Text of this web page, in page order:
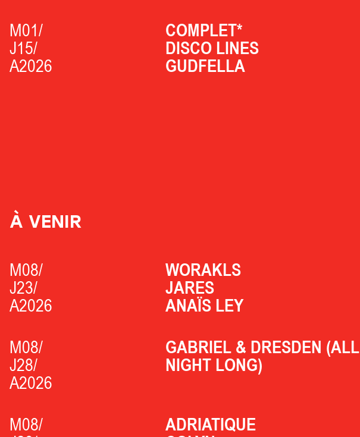
M01/
J15/
A2026
COMPLET*
DISCO LINES
GUDFELLA
À VENIR
M08/
J23/
A2026
WORAKLS
JARES
ANAÏS LEY
M08/
J28/
A2026
GABRIEL & DRESDEN (ALL
NIGHT LONG)
M08/
ADRIATIQUE